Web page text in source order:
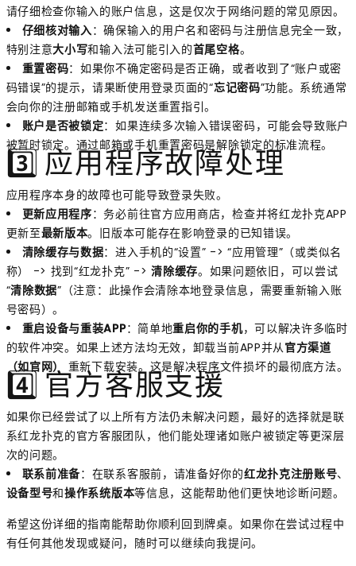
请仔细检查你输入的账户信息，这是仅次于网络问题的常见原因。
仔细核对输入：确保输入的用户名和密码与注册信息完全一致，
特别注意大小写和输入法可能引入的首尾空格。
重置密码：如果你不确定密码是否正确，或者收到了“账户或密
码错误”的提示，请果断使用登录页面的“忘记密码”功能。系统通常
会向你的注册邮箱或手机发送重置指引。
账户是否被锁定：如果连续多次输入错误密码，可能会导致账户
被暂时锁定。通过邮箱或手机重置密码是解除锁定的标准流程。
3️⃣ 应用程序故障处理
应用程序本身的故障也可能导致登录失败。
更新应用程序：务必前往官方应用商店，检查并将红龙扑克APP
更新至最新版本。旧版本可能存在影响登录的已知错误。
清除缓存与数据：进入手机的“设置” -> “应用管理”（或类似名
称） -> 找到“红龙扑克” ->清除缓存。如果问题依旧，可以尝试
“清除数据”（注意：此操作会清除本地登录信息，需要重新输入账
号密码）。
重启设备与重装APP：简单地重启你的手机，可以解决许多临时
的软件冲突。如果上述方法均无效，卸载当前APP并从官方渠道
（如官网） 重新下载安装。这是解决程序文件损坏的最彻底方法。
4️⃣ 官方客服支援
如果你已经尝试了以上所有方法仍未解决问题，最好的选择就是联
系红龙扑克的官方客服团队，他们能处理诸如账户被锁定等更深层
次的问题。
联系前准备：在联系客服前，请准备好你的红龙扑克注册账号、
设备型号和操作系统版本等信息，这能帮助他们更快地诊断问题。
希望这份详细的指南能帮助你顺利回到牌桌。如果你在尝试过程中
有任何其他发现或疑问，随时可以继续向我提问。